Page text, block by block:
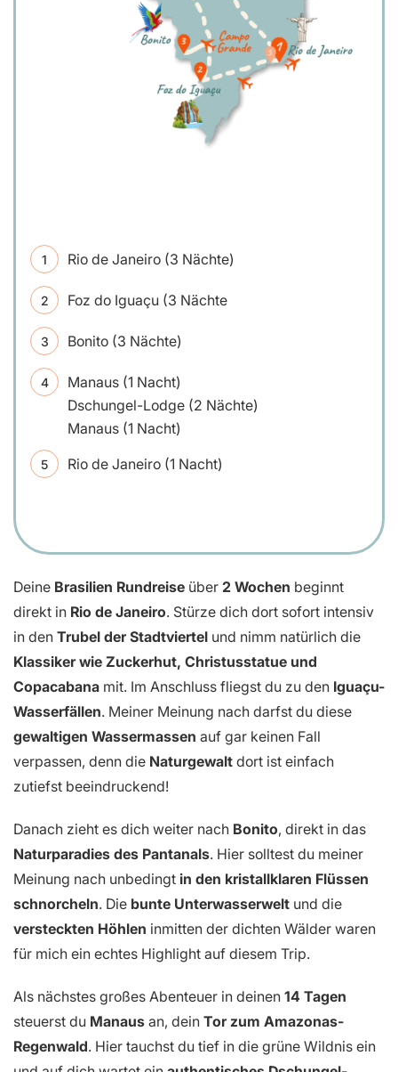
Rio de Janeiro (3 Nächte)
Foz do Iguaçu (3 Nächte
Bonito (3 Nächte)
Manaus (1 Nacht)
Dschungel-Lodge (2 Nächte)
Manaus (1 Nacht)
Rio de Janeiro (1 Nacht)
Deine Brasilien Rundreise über 2 Wochen beginnt
direkt in Rio de Janeiro. Stürze dich dort sofort intensiv
in den Trubel der Stadtviertel und nimm natürlich die
Klassiker wie Zuckerhut, Christusstatue und
Copacabana mit. Im Anschluss fliegst du zu den Iguaçu-
Wasserfällen. Meiner Meinung nach darfst du diese
gewaltigen Wassermassen auf gar keinen Fall
verpassen, denn die Naturgewalt dort ist einfach
zutiefst beeindruckend!
Danach zieht es dich weiter nach Bonito, direkt in das
Naturparadies des Pantanals. Hier solltest du meiner
Meinung nach unbedingt in den kristallklaren Flüssen
schnorcheln. Die bunte Unterwasserwelt und die
versteckten Höhlen inmitten der dichten Wälder waren
für mich ein echtes Highlight auf diesem Trip.
Als nächstes großes Abenteuer in deinen 14 Tagen
steuerst du Manaus an, dein Tor zum Amazonas-
Regenwald. Hier tauchst du tief in die grüne Wildnis ein